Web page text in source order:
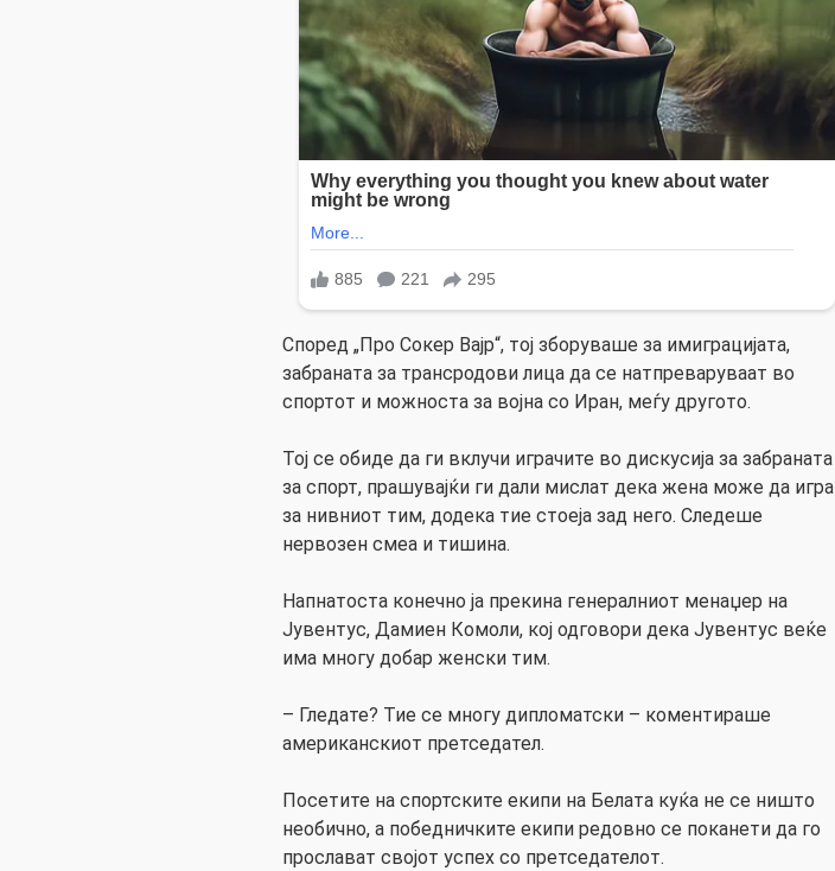
Според „Про Сокер Вајр“, тој зборуваше за имиграцијата,
забраната за трансродови лица да се натпреваруваат во
спортот и можноста за војна со Иран, меѓу другото.
Тој се обиде да ги вклучи играчите во дискусија за забраната
за спорт, прашувајќи ги дали мислат дека жена може да игра
за нивниот тим, додека тие стоеја зад него. Следеше
нервозен смеа и тишина.
Напнатоста конечно ја прекина генералниот менаџер на
Јувентус, Дамиен Комоли, кој одговори дека Јувентус веќе
има многу добар женски тим.
– Гледате? Тие се многу дипломатски – коментираше
американскиот претседател.
Посетите на спортските екипи на Белата куќа не се ништо
необично, а победничките екипи редовно се поканети да го
прослават својот успех со претседателот.